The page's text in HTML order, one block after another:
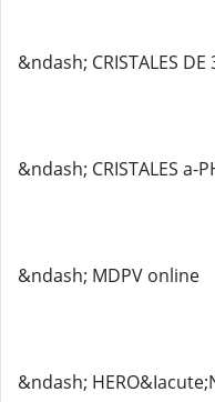
&ndash; CRISTALES
&ndash; CRISTALES a-
&ndash; MDPV online
&ndash;